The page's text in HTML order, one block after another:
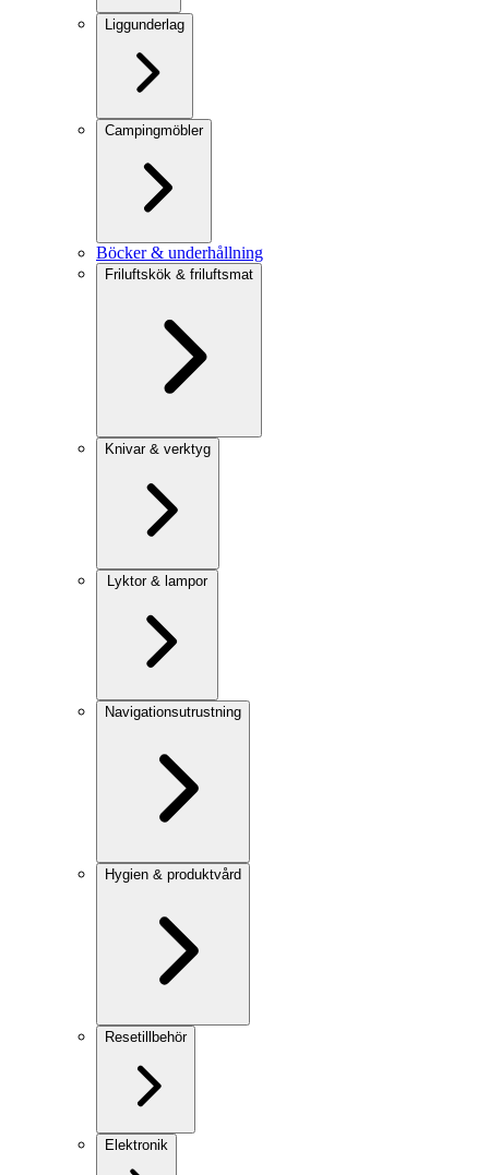
Liggunderlag
Campingmöbler
Böcker & underhållning
Friluftskök & friluftsmat
Knivar & verktyg
Lyktor & lampor
Navigationsutrustning
Hygien & produktvård
Resetillbehör
Elektronik